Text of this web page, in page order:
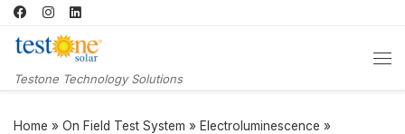
Testone Technology Solutions
Home » On Field Test System » Electroluminescence »